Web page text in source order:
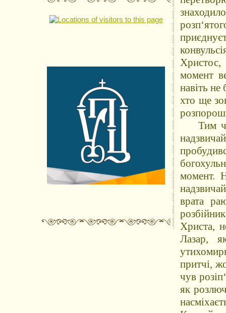
Христос,
момент
навіть
хто ще
Тим
момент.
врата
Христа,
Лазар,
притчі,
чув
як